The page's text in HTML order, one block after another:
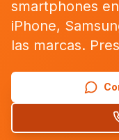
smartphones
iPhone,
las marcas.